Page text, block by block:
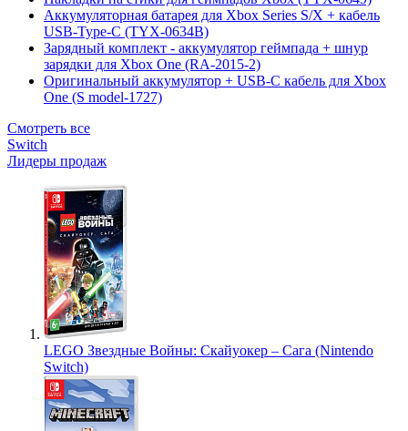
Аккумуляторная батарея для Xbox Series S/X + кабель
USB-Type-C (TYX-0634B)
Зарядный комплект - аккумулятор геймпада + шнур
зарядки для Xbox One (RA-2015-2)
Оригинальный аккумулятор + USB-C кабель для Xbox
One (S model-1727)
Смотреть все
Switch
Лидеры продаж
LEGO Звездные Войны: Скайуокер – Сага (Nintendo
Switch)